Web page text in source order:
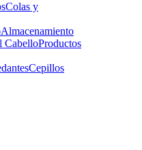
Colas y
Almacenamiento
Productos
Cepillos